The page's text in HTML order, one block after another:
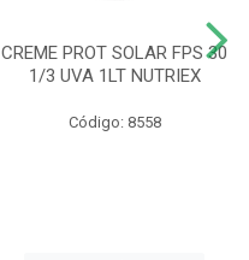
CREME PROT SOLAR FPS 30
1/3 UVA 1LT NUTRIEX
Código: 8558